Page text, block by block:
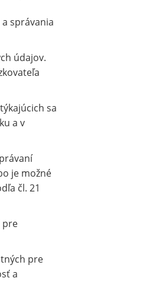
správania
údajov.
sa
a v
je možné
čl. 21
pre
pre
a